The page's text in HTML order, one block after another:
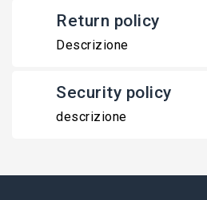
Return policy
Descrizione
Security policy
descrizione